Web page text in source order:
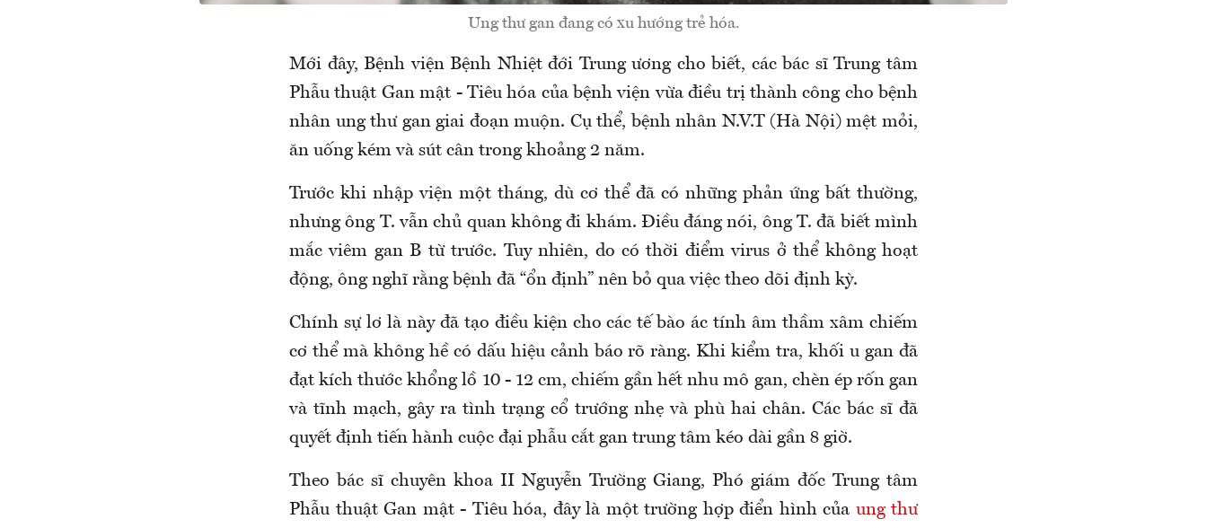
Ung thư gan đang có xu hướng trẻ hóa.
Mới đây, Bệnh viện Bệnh Nhiệt đới Trung ương cho biết, các bác sĩ Trung tâm
Phẫu thuật Gan mật - Tiêu hóa của bệnh viện vừa điều trị thành công cho bệnh
nhân ung thư gan giai đoạn muộn. Cụ thể, bệnh nhân N.V.T (Hà Nội) mệt mỏi,
ăn uống kém và sút cân trong khoảng 2 năm.
Trước khi nhập viện một tháng, dù cơ thể đã có những phản ứng bất thường,
nhưng ông T. vẫn chủ quan không đi khám. Điều đáng nói, ông T. đã biết mình
mắc viêm gan B từ trước. Tuy nhiên, do có thời điểm virus ở thể không hoạt
động, ông nghĩ rằng bệnh đã “ổn định” nên bỏ qua việc theo dõi định kỳ.
Chính sự lơ là này đã tạo điều kiện cho các tế bào ác tính âm thầm xâm chiếm
cơ thể mà không hề có dấu hiệu cảnh báo rõ ràng. Khi kiểm tra, khối u gan đã
đạt kích thước khổng lồ 10 - 12 cm, chiếm gần hết nhu mô gan, chèn ép rốn gan
và tĩnh mạch, gây ra tình trạng cổ trướng nhẹ và phù hai chân. Các bác sĩ đã
quyết định tiến hành cuộc đại phẫu cắt gan trung tâm kéo dài gần 8 giờ.
Theo bác sĩ chuyên khoa II Nguyễn Trường Giang, Phó giám đốc Trung tâm
Phẫu thuật Gan mật - Tiêu hóa, đây là một trường hợp điển hình của ung thư